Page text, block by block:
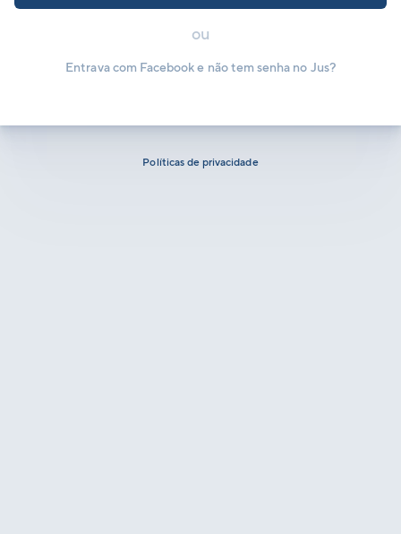
ou
Entrava com Facebook e não tem senha no Jus?
Políticas de privacidade